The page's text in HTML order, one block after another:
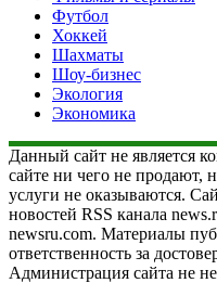
Футбол
Хоккей
Шахматы
Шоу-бизнес
Экология
Экономика
Данный сайт не является
сайте ни чего не продают,
услуги не оказываются.
новостей RSS канала
newsru.com. Материалы
ответственность за
Администрация сайта не